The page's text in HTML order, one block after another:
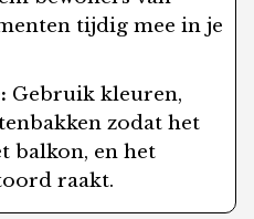
tijdig mee in je
Gebruik kleuren,
zodat het
balkon, en het
raakt.